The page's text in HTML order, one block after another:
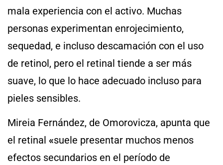
mala experiencia con el activo. Muchas
personas experimentan enrojecimiento,
sequedad, e incluso descamación con el uso
de retinol, pero el retinal tiende a ser más
suave, lo que lo hace adecuado incluso para
pieles sensibles.
Mireia Fernández, de Omorovicza, apunta que
el retinal «suele presentar muchos menos
efectos secundarios en el período de